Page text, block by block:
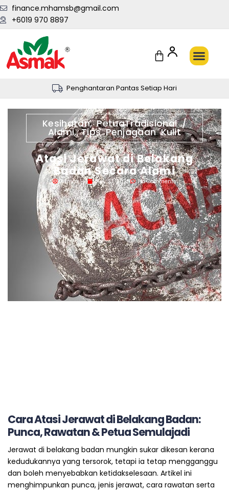
+6019 970 8897
finance.mhamsb@gmail.com
Penghantaran Pantas Setiap Hari
Kesihatan,PetuaTradisional /
Alami,Tips Penjagaan Kulit
Atasi Jerawat di Belakang
Badan Secara Alami
Asmak HQ July 27, 2025 No Comments
Cara Atasi Jerawat di Belakang Badan:
Punca, Rawatan & Petua Semulajadi
Jerawat di belakang badan mungkin sukar dikesan kerana
kedudukannya yang tersorok, tetapi ia tetap mengganggu
dan boleh menyebabkan ketidakselesaan. Artikel ini
menghimpunkan punca, jenis jerawat, cara rawatan serta